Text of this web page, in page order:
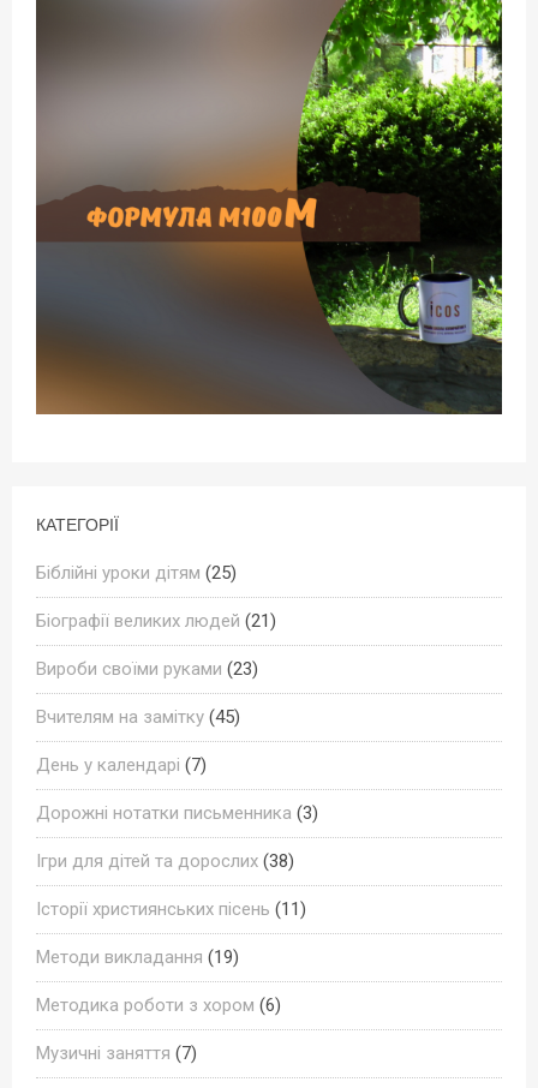
КАТЕГОРІЇ
Біблійні уроки дітям (25)
Біографії великих людей (21)
Вироби своїми руками (23)
Вчителям на замітку (45)
День у календарі (7)
Дорожні нотатки письменника (3)
Ігри для дітей та дорослих (38)
Історії християнських пісень (11)
Методи викладання (19)
Методика роботи з хором (6)
Музичні заняття (7)